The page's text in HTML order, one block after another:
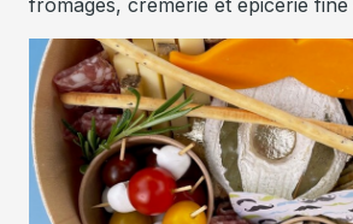
fromages, crêmerie et épicerie